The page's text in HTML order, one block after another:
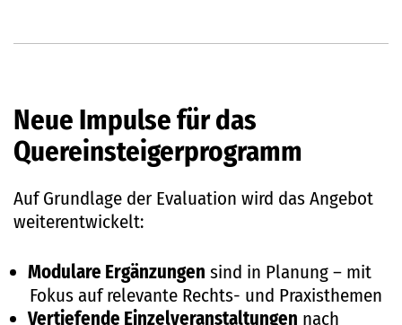
Neue Impulse für das
Quereinsteigerprogramm
Auf Grundlage der Evaluation wird das Angebot
weiterentwickelt:
Modulare Ergänzungen sind in Planung – mit
Fokus auf relevante Rechts- und Praxisthemen
Vertiefende Einzelveranstaltungen nach